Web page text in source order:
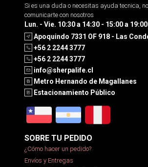
Si es una duda o necesitas ayuda tecnica,
comunicarte con nosotros
Lun. - Vie. 10:30 a 14:30 - 15:00 a 19:00
Apoquindo 7331 OF 918 - Las
+56 2 2244 3777
+56 2 2244 3777
info@sherpalife.cl
Metro Hernando de Magallanes
Estacionamiento Público
SOBRE TU PEDIDO
¿Cómo hacer un pedido?
Envíos y Entregas